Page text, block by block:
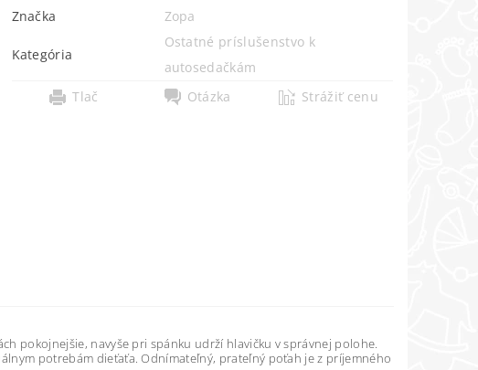
Značka
Zopa
Kategória
Ostatné príslušenstvo k
autosedačkám
Tlač
Otázka Strážiť cenu
pokojnejšie, navyše pri spánku udrží hlavičku v správnej polohe.
potrebám dieťaťa. Odnímateľný, prateľný poťah je z príjemného